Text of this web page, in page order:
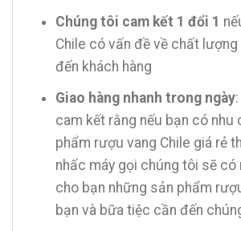
Chúng tôi cam kết 1 đổi 1
Chile có vấn đề về chất
đến khách hàng
Giao hàng nhanh trong ngày
cam kết rằng nếu bạn có nhu
phẩm rượu vang Chile giá rẻ
nhấc máy gọi chúng tôi sẽ có
cho bạn những sản phẩm
bạn và bữa tiệc cần đến